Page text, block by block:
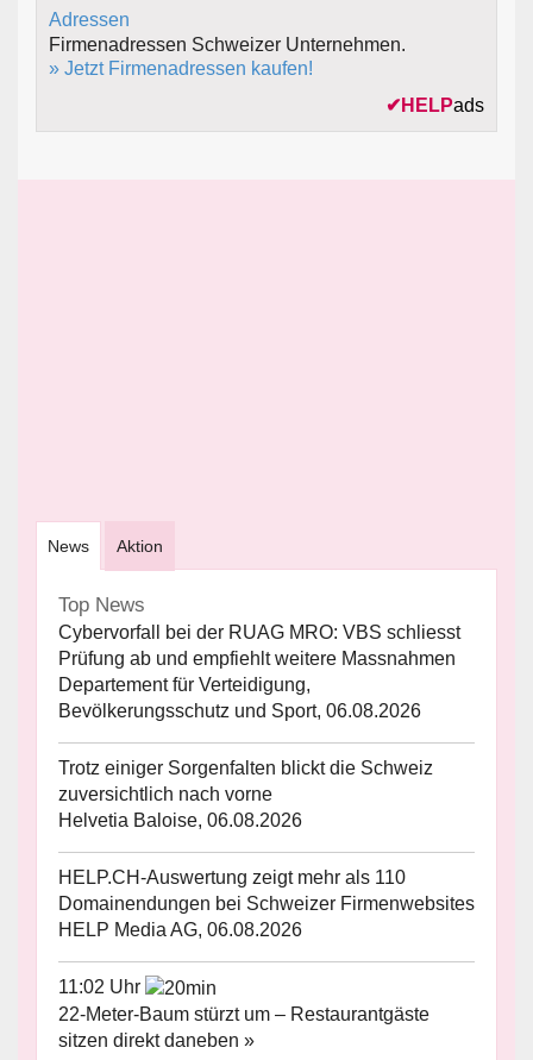
Firmenadressen Schweizer Unternehmen.
» Jetzt Firmenadressen kaufen!
✔ HELPads
News Aktion
Top News
Cybervorfall bei der RUAG MRO: VBS schliesst
Prüfung ab und empfiehlt weitere Massnahmen
Departement für Verteidigung,
Bevölkerungsschutz und Sport, 06.08.2026
Trotz einiger Sorgenfalten blickt die Schweiz
zuversichtlich nach vorne
Helvetia Baloise, 06.08.2026
HELP.CH-Auswertung zeigt mehr als 110
Domainendungen bei Schweizer Firmenwebsites
HELP Media AG, 06.08.2026
11:02 Uhr
22-Meter-Baum stürzt um – Restaurantgäste
sitzen direkt daneben »